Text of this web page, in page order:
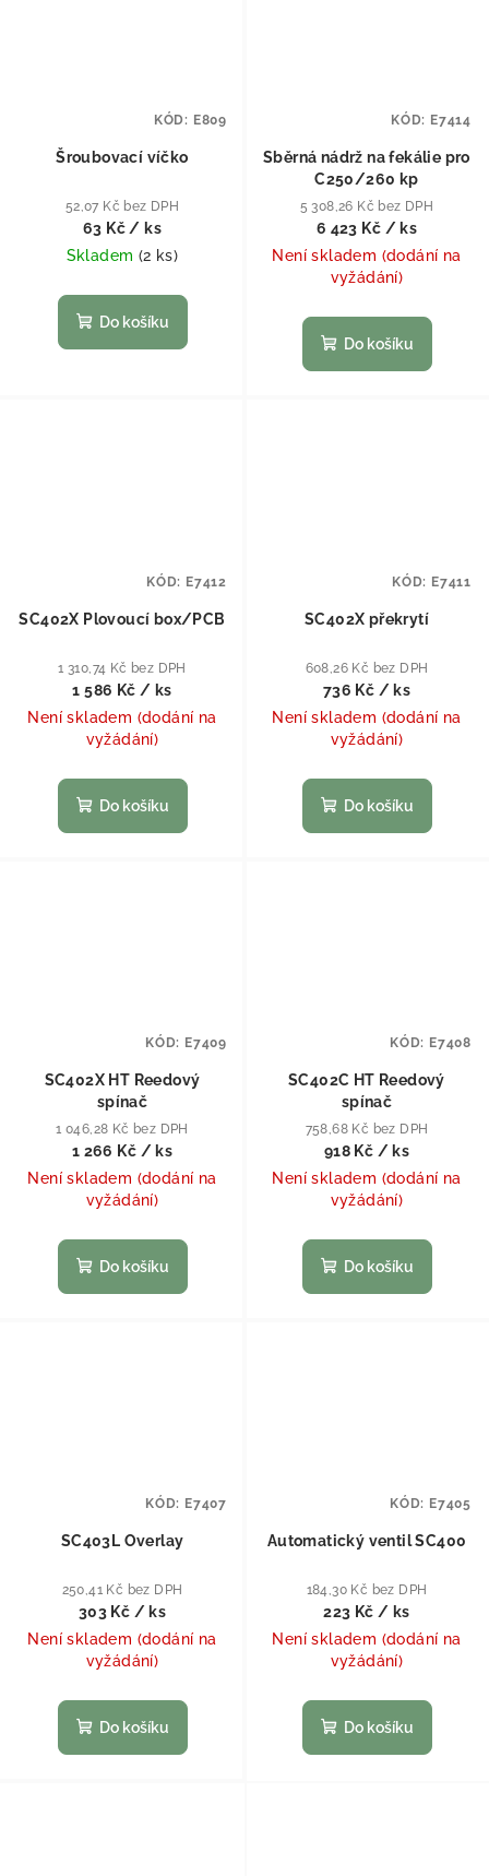
Šroubovací víčko
52,07 Kč bez DPH
63 Kč/ ks
Skladem (2 ks)
Do košíku
KÓD: E809
Sběrná nádrž na fekálie pro
C250/260 kp
5 308,26 Kč bez DPH
6 423 Kč / ks
Není skladem (dodání na
vyžádání)
Do košíku
KÓD: E7414
SC402X Plovoucí box/PCB
1 310,74 Kč bez DPH
1 586 Kč / ks
Není skladem (dodání na
vyžádání)
Do košíku
KÓD: E7412
SC402X překrytí
608,26 Kč bez DPH
736 Kč / ks
Není skladem (dodání na
vyžádání)
Do košíku
KÓD: E7411
SC402X HT Reedový
spínač
1 046,28 Kč bez DPH
1 266 Kč / ks
Není skladem (dodání na
vyžádání)
Do košíku
KÓD: E7409
SC402C HT Reedový
spínač
758,68 Kč bez DPH
918 Kč / ks
Není skladem (dodání na
vyžádání)
Do košíku
KÓD: E7408
SC403L Overlay
250,41 Kč bez DPH
303 Kč / ks
Není skladem (dodání na
vyžádání)
Do košíku
KÓD: E7407
Automatický ventil SC400
184,30 Kč bez DPH
223 Kč/ ks
Není skladem (dodání na
vyžádání)
Do košíku
KÓD: E7405